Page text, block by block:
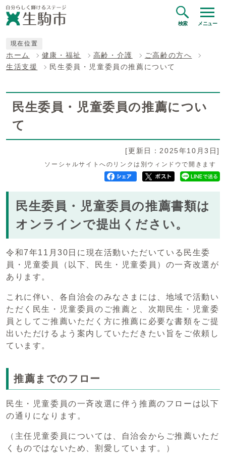
検索 メニュー
現在位置
ホーム 健康・福祉 高齢・介護
ご高齢の方へ
生活支援
民生委員・児童委員の推薦について
民生委員・児童委員の推薦につい
て
[更新日：2025年10月3日]
ソーシャルサイトへのリンクは別ウィンドウで開きます
民生委員・児童委員の推薦書類は
オンラインで提出ください。
令和7年11月30日に現在活動いただいている民生委
員・児童委員（以下、民生・児童委員）の一斉改選が
あります。
これに伴い、各自治会のみなさまには、地域で活動い
ただく民生・児童委員のご推薦と、次期民生・児童委
員としてご推薦いただく方に推薦に必要な書類をご提
出いただけるよう案内していただきたい旨をご依頼し
ています。
推薦までのフロー
民生・児童委員の一斉改選に伴う推薦のフローは以下
の通りになります。
（主任児童委員については、自治会からご推薦いただ
くものではないため、割愛しています。）